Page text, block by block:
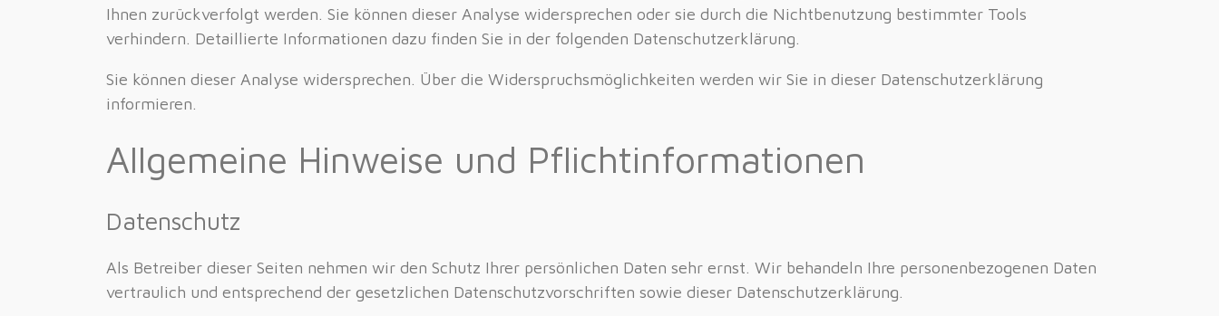
Ihnen zurückverfolgt werden. Sie können dieser Analyse widersprechen oder sie durch die Nichtbenutzung bestimmter Tools
verhindern. Detaillierte Informationen dazu finden Sie in der folgenden Datenschutzerklärung.
Sie können dieser Analyse widersprechen. Über die Widerspruchsmöglichkeiten werden wir Sie in dieser Datenschutzerklärung
informieren.
Allgemeine Hinweise und Pflichtinformationen
Datenschutz
Als Betreiber dieser Seiten nehmen wir den Schutz Ihrer persönlichen Daten sehr ernst. Wir behandeln Ihre personenbezogenen Daten
vertraulich und entsprechend der gesetzlichen Datenschutzvorschriften sowie dieser Datenschutzerklärung.